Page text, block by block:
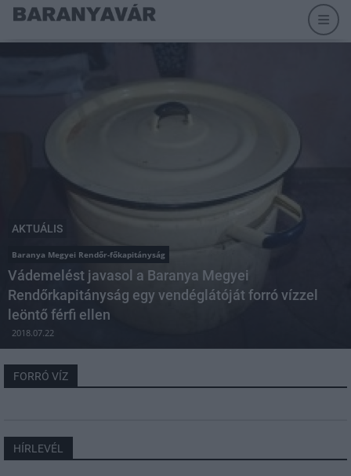
AKTUÁLIS
Baranya Megyei Rendőr-főkapitányság
Vádemelést javasol a Baranya Megyei
Rendőrkapitányság egy vendéglátóját forró vízzel
leöntő férfi ellen
2018.07.22
FORRÓ VÍZ
HÍRLEVÉL